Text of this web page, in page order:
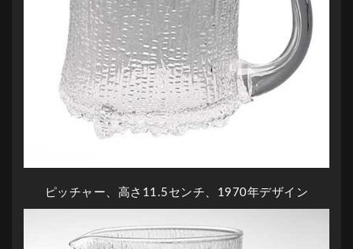
ピッチャー、高さ11.5センチ、1970年デザイン